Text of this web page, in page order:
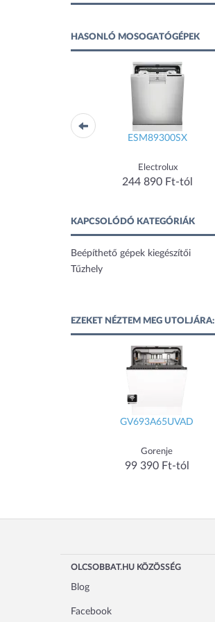
HASONLÓ MOSOGATÓGÉPEK
ESM89300SX
Electrolux
244 890 Ft-tól
KAPCSOLÓDÓ KATEGÓRIÁK
Beépíthető gépek kiegészítői
Tűzhely
EZEKET NÉZTEM MEG UTOLJÁRA:
GV693A65UVAD
Gorenje
99 390 Ft-tól
OLCSOBBAT.HU KÖZÖSSÉG
Blog
Facebook